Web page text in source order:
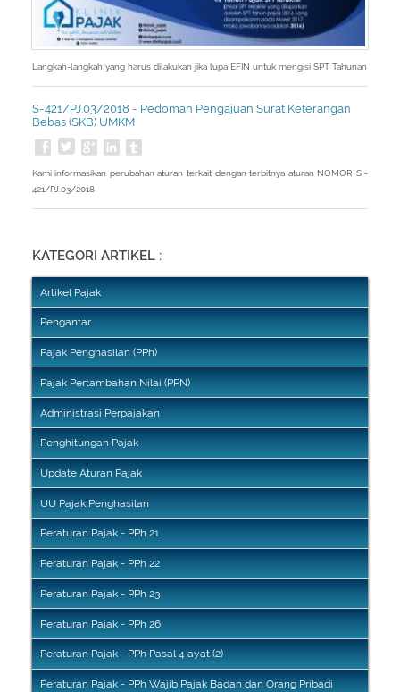
Langkah-langkah yang harus dilakukan jika lupa EFIN untuk mengisi SPT Tahunan
S-421/PJ.03/2018 - Pedoman Pengajuan Surat Keterangan
Bebas (SKB) UMKM
Kami informasikan perubahan aturan terkait dengan terbitnya aturan NOMOR S -
421/PJ.03/2018
KATEGORI ARTIKEL :
Artikel Pajak
Pengantar
Pajak Penghasilan (PPh)
Pajak Pertambahan Nilai (PPN)
Administrasi Perpajakan
Penghitungan Pajak
Update Aturan Pajak
UU Pajak Penghasilan
Peraturan Pajak - PPh 21
Peraturan Pajak - PPh 22
Peraturan Pajak - PPh 23
Peraturan Pajak - PPh 26
Peraturan Pajak - PPh Pasal 4 ayat (2)
Peraturan Pajak - PPh Wajib Pajak Badan dan Orang Pribadi